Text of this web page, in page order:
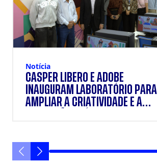
Notícia
CÁSPER LÍBERO E ADOBE
INAUGURAM LABORATÓRIO PARA
AMPLIAR A CRIATIVIDADE E A